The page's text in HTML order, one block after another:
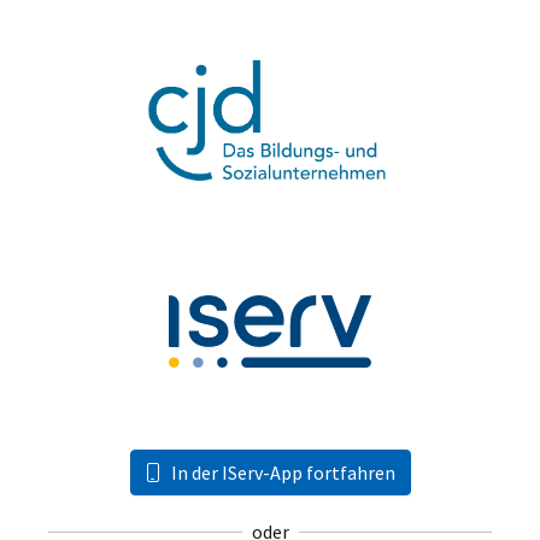
In der IServ-App fortfahren
oder